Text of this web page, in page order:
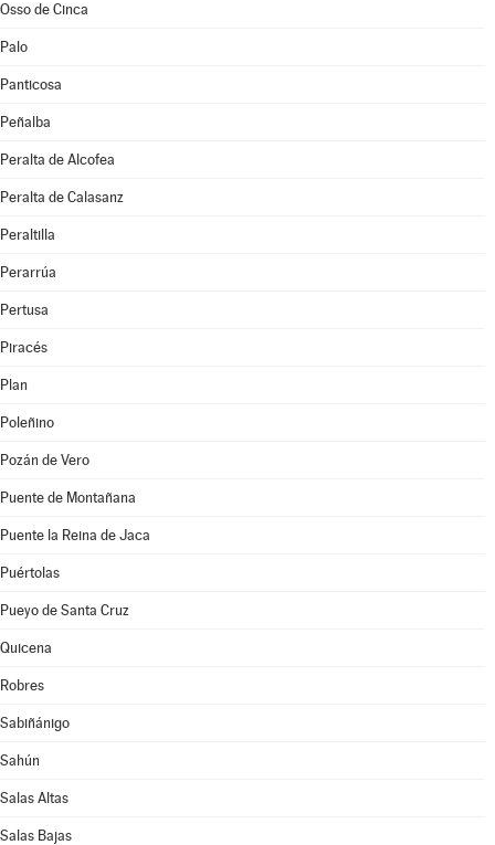
Osso de Cinca
Palo
Panticosa
Peñalba
Peralta de Alcofea
Peralta de Calasanz
Peraltilla
Perarrúa
Pertusa
Piracés
Plan
Poleñino
Pozán de Vero
Puente de Montañana
Puente la Reina de Jaca
Puértolas
Pueyo de Santa Cruz
Quicena
Robres
Sabiñánigo
Sahún
Salas Altas
Salas Bajas